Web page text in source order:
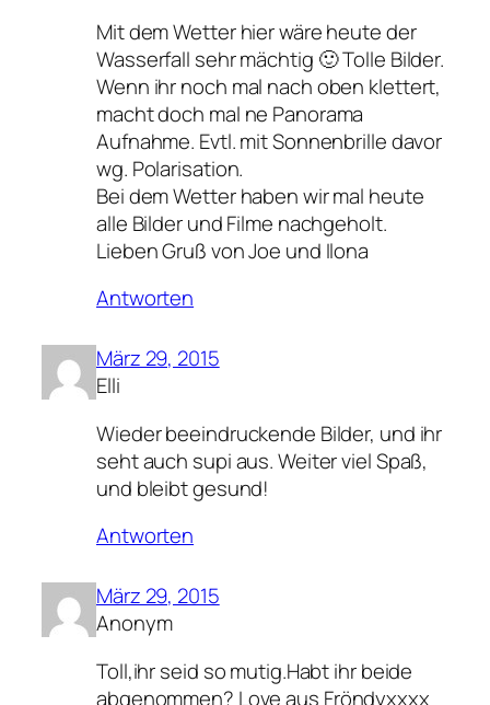
Mit dem Wetter hier wäre heute der
Wasserfall sehr mächtig 🙂 Tolle Bilder.
Wenn ihr noch mal nach oben klettert,
macht doch mal ne Panorama
Aufnahme. Evtl. mit Sonnenbrille davor
wg. Polarisation.
Bei dem Wetter haben wir mal heute
alle Bilder und Filme nachgeholt.
Lieben Gruß von Joe und Ilona
Antworten
März 29, 2015
Elli
Wieder beeindruckende Bilder, und ihr
seht auch supi aus. Weiter viel Spaß,
und bleibt gesund!
Antworten
März 29, 2015
Anonym
Toll,ihr seid so mutig.Habt ihr beide
abgenommen? Love aus Fröndyxxxx